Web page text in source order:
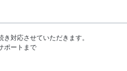
対応させていただきます。
ポートまで